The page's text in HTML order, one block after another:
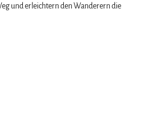
und erleichtern den Wanderern die